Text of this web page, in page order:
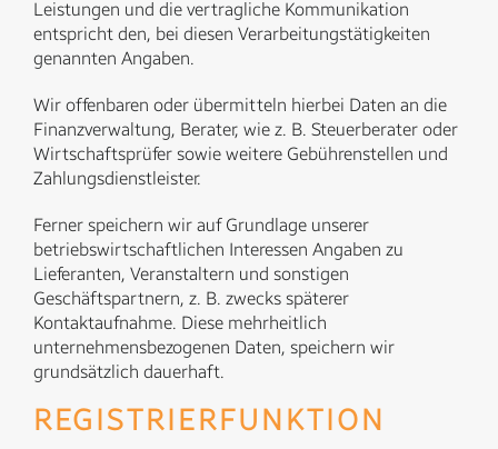
Leistungen und die vertragliche Kommunikation
entspricht den, bei diesen Verarbeitungstätigkeiten
genannten Angaben.
Wir offenbaren oder übermitteln hierbei Daten an die
Finanzverwaltung, Berater, wie z. B. Steuerberater oder
Wirtschaftsprüfer sowie weitere Gebührenstellen und
Zahlungsdienstleister.
Ferner speichern wir auf Grundlage unserer
betriebswirtschaftlichen Interessen Angaben zu
Lieferanten, Veranstaltern und sonstigen
Geschäftspartnern, z. B. zwecks späterer
Kontaktaufnahme. Diese mehrheitlich
unternehmensbezogenen Daten, speichern wir
grundsätzlich dauerhaft.
REGISTRIERFUNKTION